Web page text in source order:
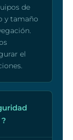
de
y tamaño
el